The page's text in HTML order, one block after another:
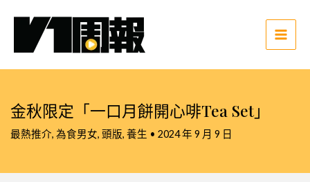
Main
金秋限定「一口月餅開心啡Tea Set」
最熱推介, 為食男女, 頭版, 養生 • 2024 年 9 月 9 日